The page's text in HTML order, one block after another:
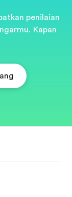
penilaian
Kapan